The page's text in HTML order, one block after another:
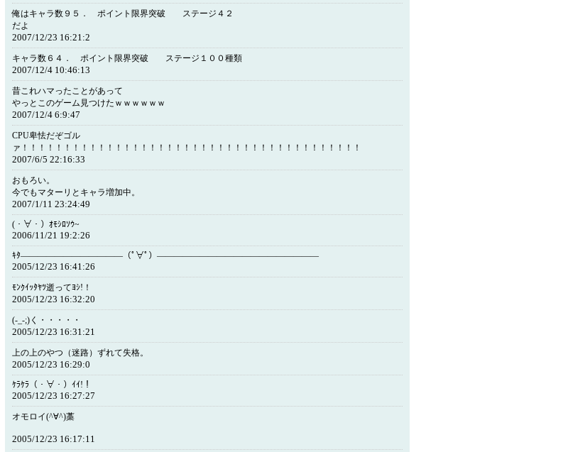
俺はキャラ数９５． ポイント限界突破 ステージ４２
だよ
2007/12/23 16:21:2
キャラ数６４． ポイント限界突破 ステージ１００種類
2007/12/4 10:46:13
昔これハマったことがあって
やっとこのゲーム見つけたｗｗｗｗｗｗ
2007/12/4 6:9:47
CPU卑怯だぞゴル
ァ！！！！！！！！！！！！！！！！！！！！！！！！！！！！！！！！！！！！！！！！
2007/6/5 22:16:33
おもろい。
今でもマターリとキャラ増加中。
2007/1/11 23:24:49
(・∀・）ｵﾓｼﾛｿｳ~
2006/11/21 19:2:26
ｷﾀ――――――――――――（ﾟ∀ﾟ）―――――――――――――――――――
2005/12/23 16:41:26
ﾓﾝｸｲｯﾀﾔﾂ逝ってﾖｼ!！
2005/12/23 16:32:20
(-_-;)く・・・・・
2005/12/23 16:31:21
上の上のやつ（迷路）ずれて失格。
2005/12/23 16:29:0
ｹﾗｹﾗ（・∀・）ｲｲ!！
2005/12/23 16:27:27
オモロイ(^∀^)藁
2005/12/23 16:17:11